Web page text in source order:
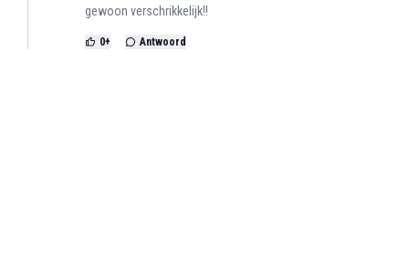
gewoon verschrikkelijk!!
0+ Antwoord